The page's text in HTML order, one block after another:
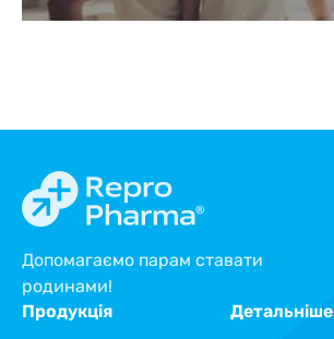
Допомагаємо парам ставати
родинами!
Детальніше
Продукція